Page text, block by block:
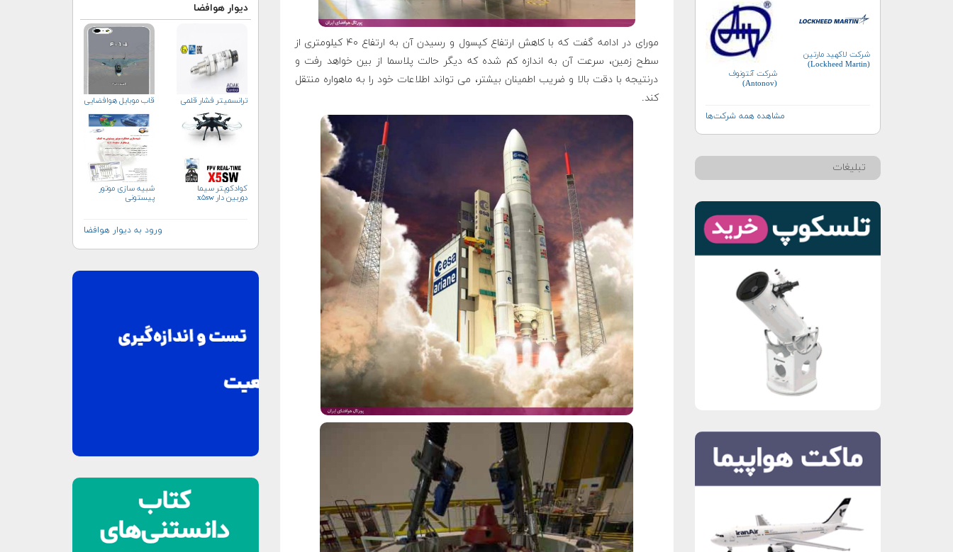
شرکت لاکهید مارتین
(Lockheed Martin)
شرکت آنتونوف
(Antonov)
مشاهده همه شرکت‌ها
تبلیغات
مورای در ادامه گفت که با کاهش ارتفاع کپسول و رسیدن آن به ارتفاع ۴۰ کیلومتری از
سطح زمین، سرعت آن به اندازه کم شده که دیگر حالت پلاسما از بین خواهد رفت و
درنتیجه با دقت بالا و ضریب اطمینان بیشتر، می تواند اطلاعات خود را به ماهواره منتقل
کند.
دیوار هوافضا
ترانسمیتر فشار قلمی قاب موبایل هوافضایی
کوادکوپتر سیما
دوربین دار x۵sw
شبیه سازی موتور
پیستونی
ورود به دیوار هوافضا